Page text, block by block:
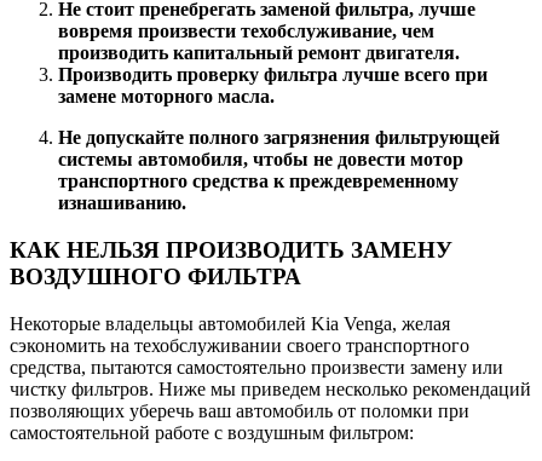
Не стоит пренебрегать заменой фильтра, лучше
вовремя произвести техобслуживание, чем
производить капитальный ремонт двигателя.
Производить проверку фильтра лучше всего при
замене моторного масла.
Не допускайте полного загрязнения фильтрующей
системы автомобиля, чтобы не довести мотор
транспортного средства к преждевременному
изнашиванию.
КАК НЕЛЬЗЯ ПРОИЗВОДИТЬ ЗАМЕНУ
ВОЗДУШНОГО ФИЛЬТРА
Некоторые владельцы автомобилей Kia Venga, желая
сэкономить на техобслуживании своего транспортного
средства, пытаются самостоятельно произвести замену или
чистку фильтров. Ниже мы приведем несколько рекомендаций
позволяющих уберечь ваш автомобиль от поломки при
самостоятельной работе с воздушным фильтром: